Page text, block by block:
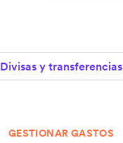
Divisas y transferencias
GESTIONAR GASTOS